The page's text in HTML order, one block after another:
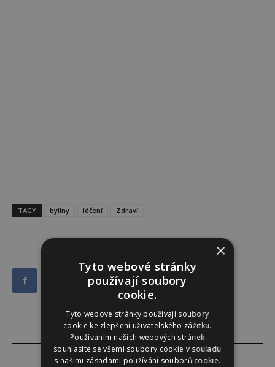
TAGY byliny léčení Zdraví
×
Tyto webové stránky
používají soubory
cookie.
Tyto webové stránky používají soubory
cookie ke zlepšení uživatelského zážitku.
Používáním našich webových stránek
souhlasíte se všemi soubory cookie v souladu
s našimi zásadami používání souborů cookie.